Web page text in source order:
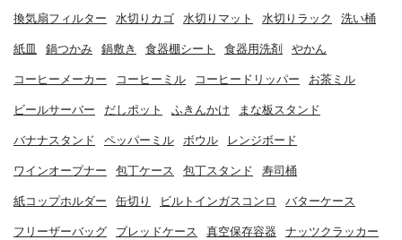
換気扇フィルター 水切りカゴ 水切りマット 水切りラック 洗い桶
紙皿 鍋つかみ 鍋敷き 食器棚シート 食器用洗剤 やかん
コーヒーメーカー コーヒーミル コーヒードリッパー お茶ミル
ビールサーバー だしポット ふきんかけ まな板スタンド
バナナスタンド ペッパーミル ボウル レンジボード
ワインオープナー 包丁ケース 包丁スタンド 寿司桶
紙コップホルダー 缶切り ビルトインガスコンロ バターケース
フリーザーバッグ ブレッドケース 真空保存容器 ナッツクラッカー